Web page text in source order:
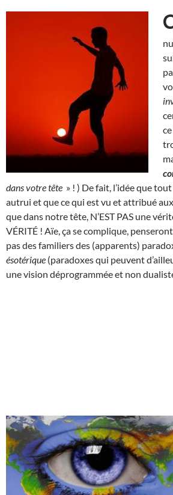
dans votre tête » ! ) De fait, l’idée que
autrui et que ce qui est vu et attribué
que dans notre tête, N’EST PAS une
VÉRITÉ ! Aïe, ça se complique,
pas des familiers des (apparents)
ésotérique (paradoxes qui peuvent
une vision déprogrammée et non